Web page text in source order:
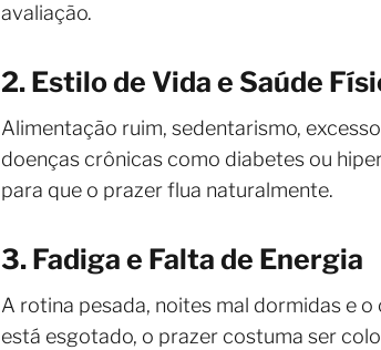
avaliação.
2. Estilo de Vida e Saúde
Alimentação ruim, sedentarismo,
doenças crônicas como diabetes ou
para que o prazer flua naturalmente.
3. Fadiga e Falta de Energia
A rotina pesada, noites mal dormidas e
está esgotado, o prazer costuma ser